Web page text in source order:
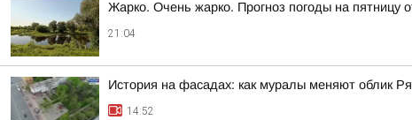
Жарко. Очень жарко. Прогноз погоды на пятницу
21:04
История на фасадах: как муралы меняют облик
14:52